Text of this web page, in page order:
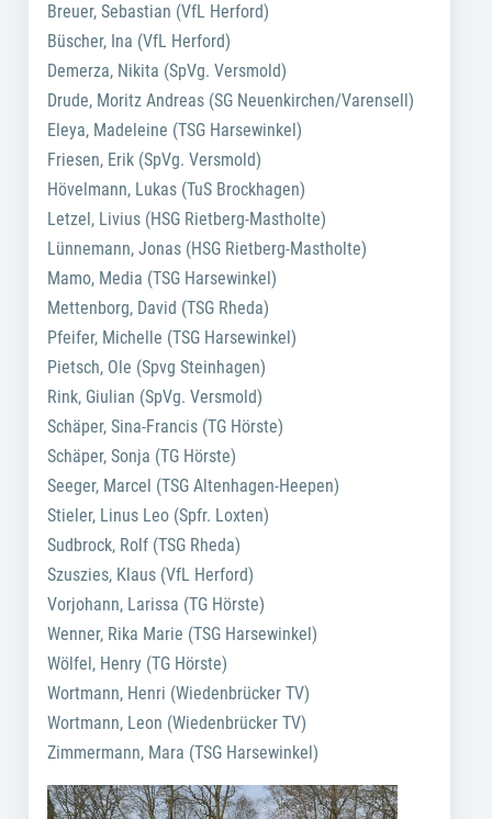
Breuer, Sebastian (VfL Herford)
Büscher, Ina (VfL Herford)
Demerza, Nikita (SpVg. Versmold)
Drude, Moritz Andreas (SG Neuenkirchen/Varensell)
Eleya, Madeleine (TSG Harsewinkel)
Friesen, Erik (SpVg. Versmold)
Hövelmann, Lukas (TuS Brockhagen)
Letzel, Livius (HSG Rietberg-Mastholte)
Lünnemann, Jonas (HSG Rietberg-Mastholte)
Mamo, Media (TSG Harsewinkel)
Mettenborg, David (TSG Rheda)
Pfeifer, Michelle (TSG Harsewinkel)
Pietsch, Ole (Spvg Steinhagen)
Rink, Giulian (SpVg. Versmold)
Schäper, Sina-Francis (TG Hörste)
Schäper, Sonja (TG Hörste)
Seeger, Marcel (TSG Altenhagen-Heepen)
Stieler, Linus Leo (Spfr. Loxten)
Sudbrock, Rolf (TSG Rheda)
Szuszies, Klaus (VfL Herford)
Vorjohann, Larissa (TG Hörste)
Wenner, Rika Marie (TSG Harsewinkel)
Wölfel, Henry (TG Hörste)
Wortmann, Henri (Wiedenbrücker TV)
Wortmann, Leon (Wiedenbrücker TV)
Zimmermann, Mara (TSG Harsewinkel)